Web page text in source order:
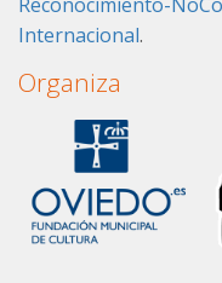
Internacional.
Organiza